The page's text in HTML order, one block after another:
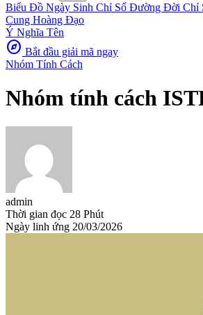
Biểu Đồ Ngày Sinh Chỉ Số Đường Đời Chỉ
Cung Hoàng Đạo
Ý Nghĩa Tên
explore Bắt đầu giải mã ngay
Nhóm Tính Cách
Nhóm tính cách
admin
Thời gian đọc 28 Phút
Ngày linh ứng 20/03/2026